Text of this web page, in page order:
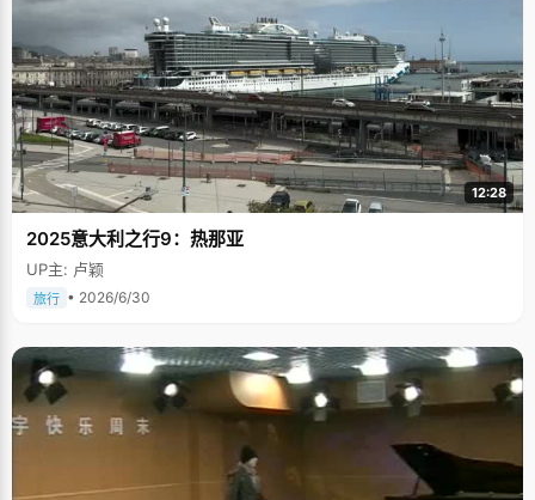
12:28
2025意大利之行9：热那亚
UP主: 卢颖
旅行 • 2026/6/30